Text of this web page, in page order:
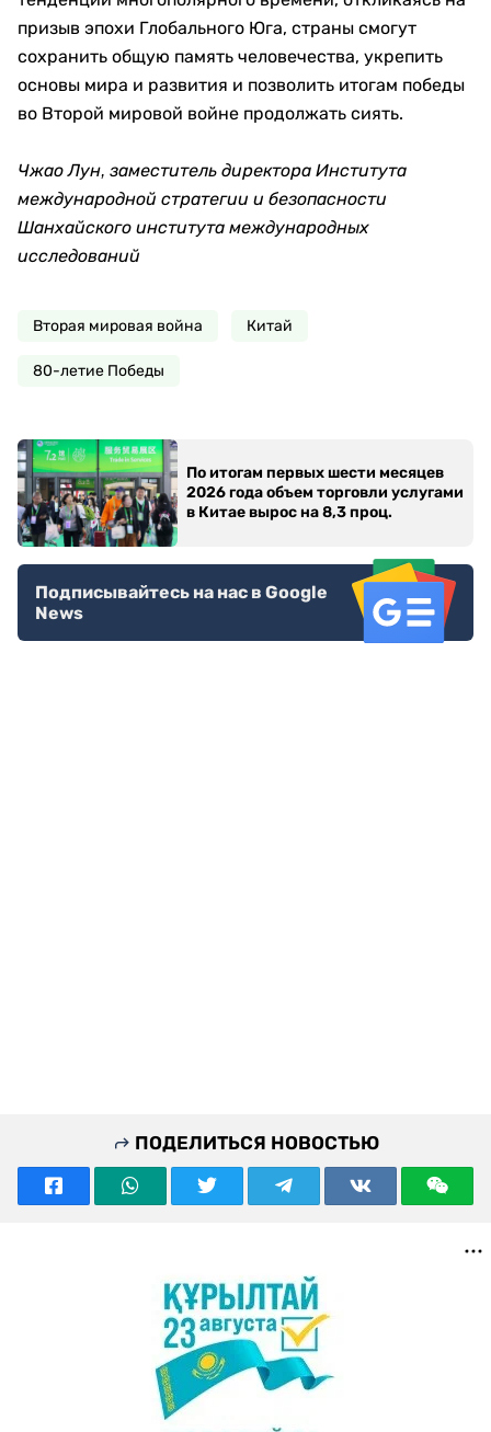
призыв эпохи Глобального Юга, страны смогут
сохранить общую память человечества, укрепить
основы мира и развития и позволить итогам победы
во Второй мировой войне продолжать сиять.
Чжао Лун, заместитель директора Института
международной стратегии и безопасности
Шанхайского института международных
исследований
Вторая мировая война Китай
80-летие Победы
По итогам первых шести месяцев
2026 года объем торговли услугами
в Китае вырос на 8,3 проц.
Подписывайтесь на нас в Google
News
ПОДЕЛИТЬСЯ НОВОСТЬЮ